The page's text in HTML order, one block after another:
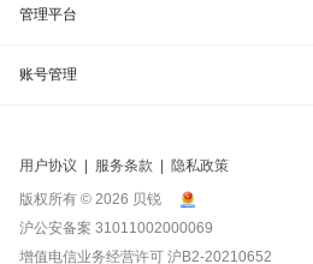
贝锐蒲公英客户端
贝锐花生壳客户端
我要建议
我要投诉
钻石VIP
远程协助
管理平台
贝锐向日葵管理
贝锐花生壳管理
贝锐洋葱头管理
账号管理
账号信息
产品续费
用户协议 服务条款
隐私政策
版权所有 © 2026 贝锐
沪公安备案 31011002000069
增值电信业务经营许可 沪B2-20210652